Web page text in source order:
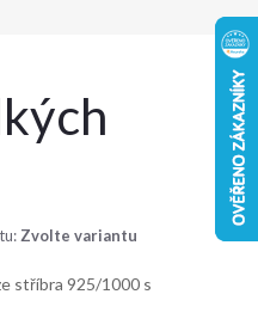
Zvolte variantu
stříbra 925/1000 s